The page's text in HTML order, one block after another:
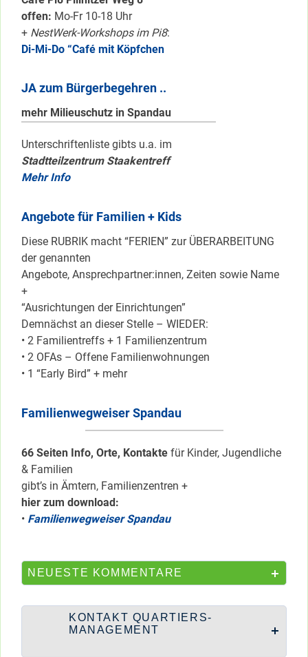
offen: Mo-Fr 10-18 Uhr
+ NestWerk-Workshops im Pi8:
Di-Mi-Do “Café mit Köpfchen
JA zum Bürgerbegehren ..
mehr Milieuschutz in Spandau
Unterschriftenliste gibts u.a. im
Stadtteilzentrum Staakentreff
Mehr Info
Angebote für Familien + Kids
Diese RUBRIK macht “FERIEN” zur ÜBERARBEITUNG
der genannten
Angebote, Ansprechpartner:innen, Zeiten sowie Name
+
“Ausrichtungen der Einrichtungen”
Demnächst an dieser Stelle – WIEDER:
• 2 Familientreffs + 1 Familienzentrum
• 2 OFAs – Offene Familienwohnungen
• 1 “Early Bird” + mehr
Familienwegweiser Spandau
66 Seiten Info, Orte, Kontakte für Kinder, Jugendliche
& Familien
gibt’s in Ämtern, Familienzentren +
hier zum download:
• Familienwegweiser Spandau
NEUESTE KOMMENTARE
KONTAKT QUARTIERS-
MANAGEMENT